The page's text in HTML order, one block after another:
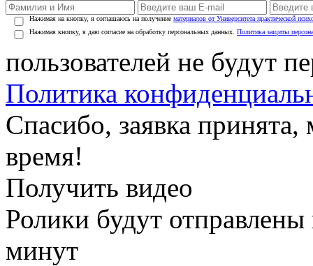
Нажимая на кнопку, я соглашаюсь на получение материалов от Университета практической
Нажимая кнопку, я даю согласие на обработку персональных данных. Политика защиты
пользователей не будут
Политика
Спасибо, заявка
время!
Получить видео
Ролики будут
минут